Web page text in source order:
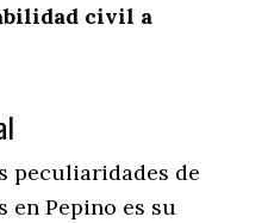
civil a
peculiaridades de
en Pepino es su